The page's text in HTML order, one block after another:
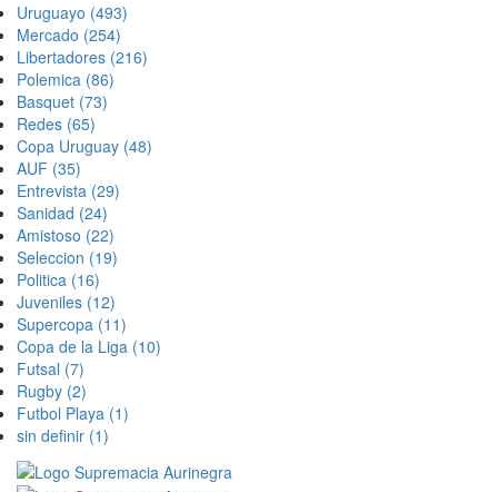
Uruguayo (493)
Mercado (254)
Libertadores (216)
Polemica (86)
Basquet (73)
Redes (65)
Copa Uruguay (48)
AUF (35)
Entrevista (29)
Sanidad (24)
Amistoso (22)
Seleccion (19)
Politica (16)
Juveniles (12)
Supercopa (11)
Copa de la Liga (10)
Futsal (7)
Rugby (2)
Futbol Playa (1)
sin definir (1)